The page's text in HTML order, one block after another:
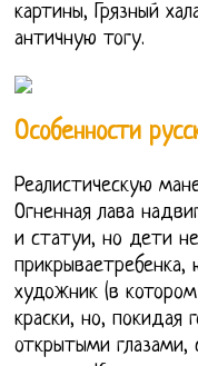
картины, Грязный
античную тогу.
Особенности
Реалистическую
Огненная лава
и статуи, но дети
художник (в
краски, но, покидая
открытыми глазами,